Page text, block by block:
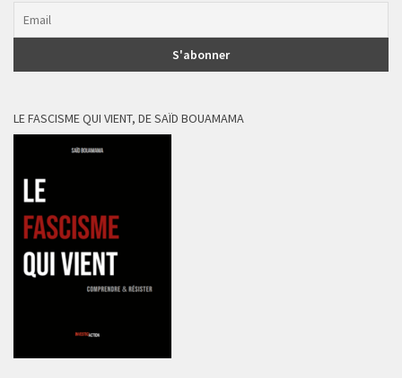
LE FASCISME QUI VIENT, DE SAÏD BOUAMAMA